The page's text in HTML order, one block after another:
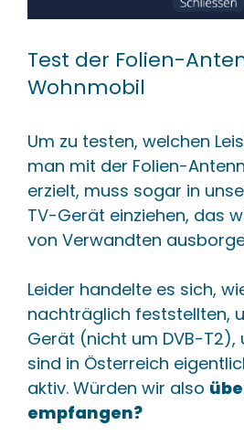
Test der Folien-
Wohnmobil
Um zu testen, welchen
man mit der Folien-
erzielt, muss sogar in
TV-Gerät einziehen, das
von Verwandten
Leider handelte es sich,
nachträglich feststellten,
Gerät (nicht um DVB-T2),
sind in Österreich
aktiv. Würden wir also
empfangen?